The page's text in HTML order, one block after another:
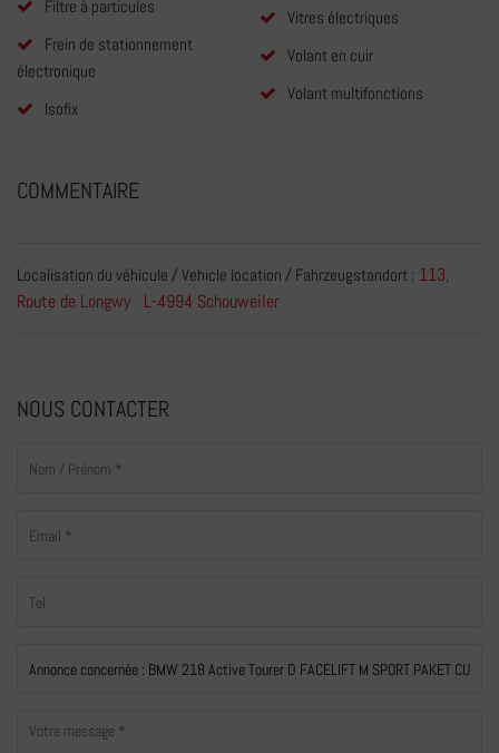
Filtre à particules
Frein de stationnement
électronique
Isofix
Vitres électriques
Volant en cuir
Volant multifonctions
COMMENTAIRE
Localisation du véhicule / Vehicle location / Fahrzeugstandort : 113,
Route de Longwy L-4994 Schouweiler
NOUS CONTACTER